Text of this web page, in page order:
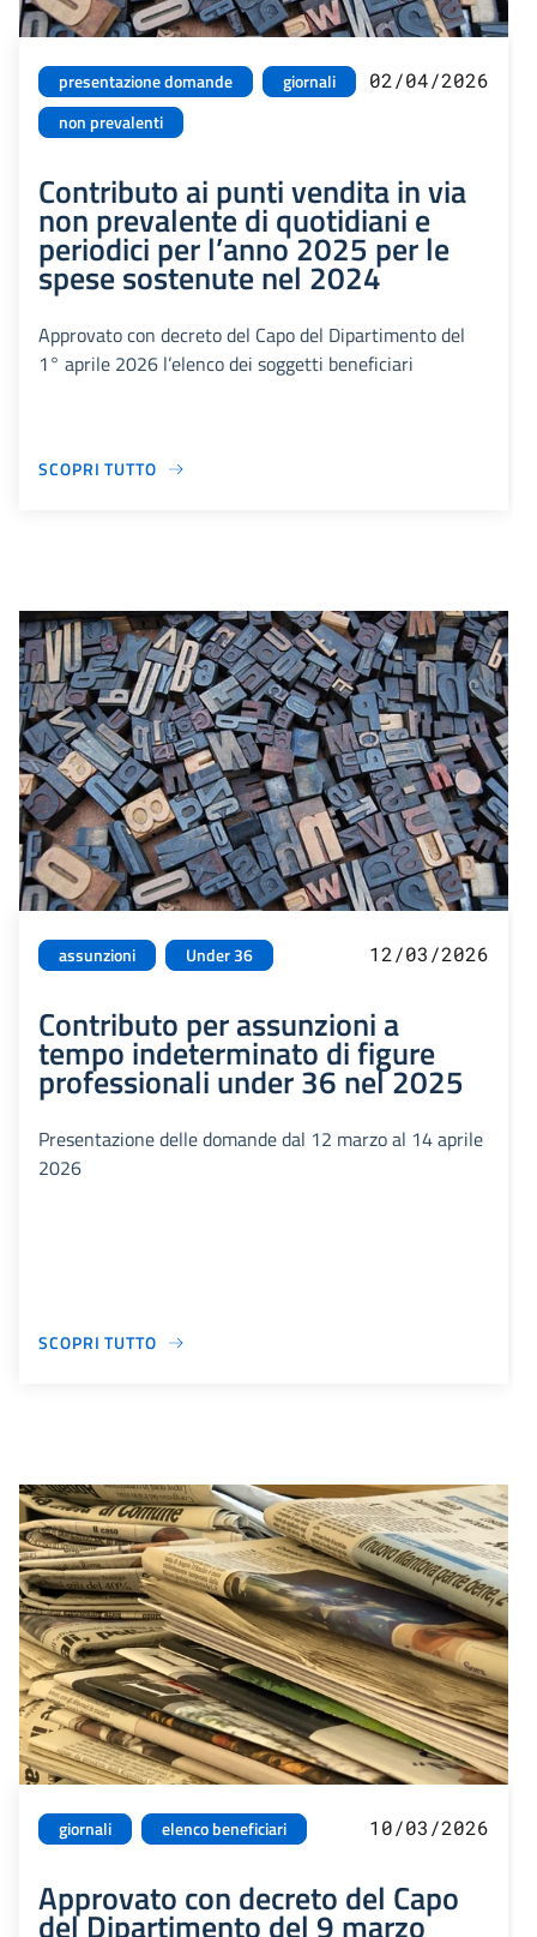
presentazione domande
giornali
non prevalenti
02/04/2026
Contributo ai punti vendita in via
non prevalente di quotidiani e
periodici per l’anno 2025 per le
spese sostenute nel 2024
Approvato con decreto del Capo del Dipartimento del
1° aprile 2026 l’elenco dei soggetti beneficiari
SCOPRI TUTTO
assunzioni Under 36 12/03/2026
Contributo per assunzioni a
tempo indeterminato di figure
professionali under 36 nel 2025
Presentazione delle domande dal 12 marzo al 14 aprile
2026
SCOPRI TUTTO
giornali elenco beneficiari 10/03/2026
Approvato con decreto del Capo
del Dipartimento del 9 marzo